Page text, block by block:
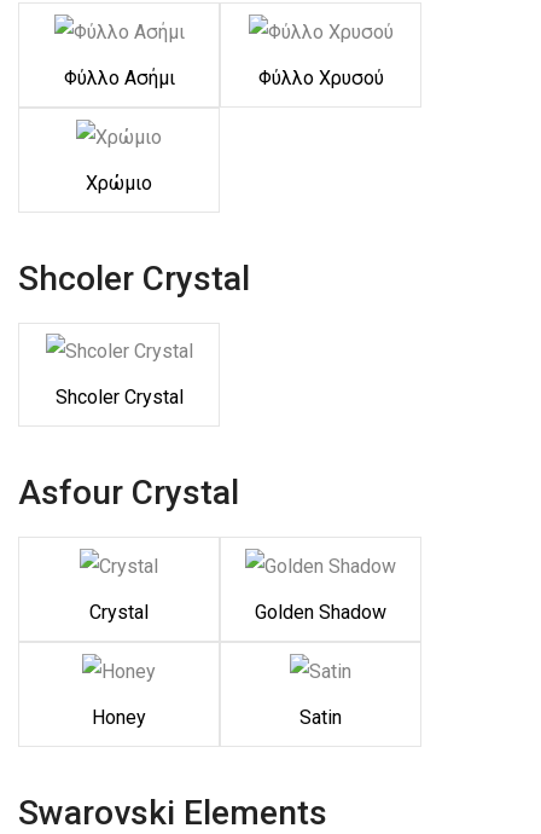
Φύλλο Ασήμι Φύλλο Χρυσού
Χρώμιο
Shcoler Crystal
Shcoler Crystal
Asfour Crystal
Crystal Golden Shadow
Honey Satin
Swarovski Elements